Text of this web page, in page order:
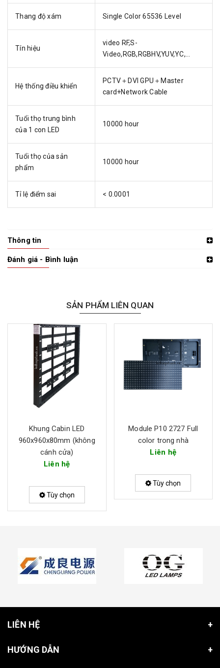
Thang độ xám Single Color 65536 Level
Tín hiệu
video RF,S-
Video,RGB,RGBHV,YUV,YC,...
Hệ thống điều khiển
PCTV＋DVI GPU＋Master
card+Network Cable
Tuổi thọ trung bình
của 1 con LED
10000 hour
Tuổi thọ của sản
phẩm
10000 hour
Tỉ lệ điểm sai < 0.0001
Thông tin
Đánh giá - Bình luận
SẢN PHẨM LIÊN QUAN
Khung Cabin LED
960x960x80mm (không
cánh cửa)
Liên hệ
Tùy chọn
Module P10 2727 Full
color trong nhà
Liên hệ
Tùy chọn
LIÊN HỆ
HƯỚNG DẪN